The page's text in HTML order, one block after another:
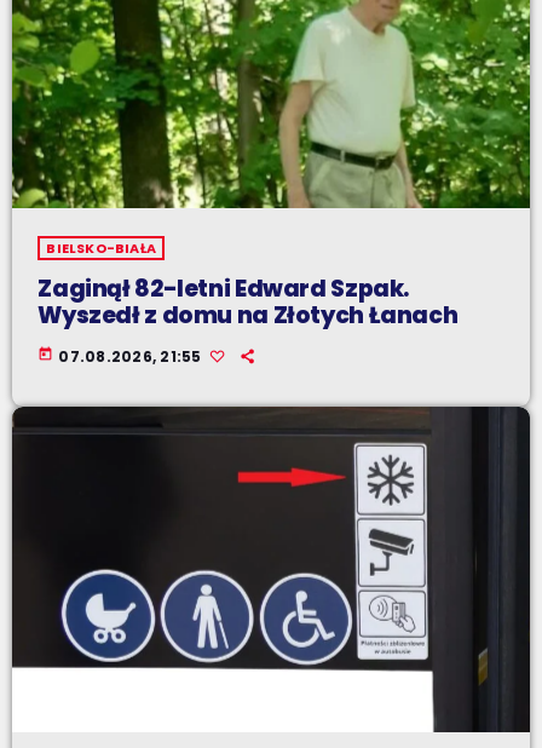
BIELSKO-BIAŁA
Zaginął 82-letni Edward Szpak.
Wyszedł z domu na Złotych Łanach
today 07.08.2026, 21:55